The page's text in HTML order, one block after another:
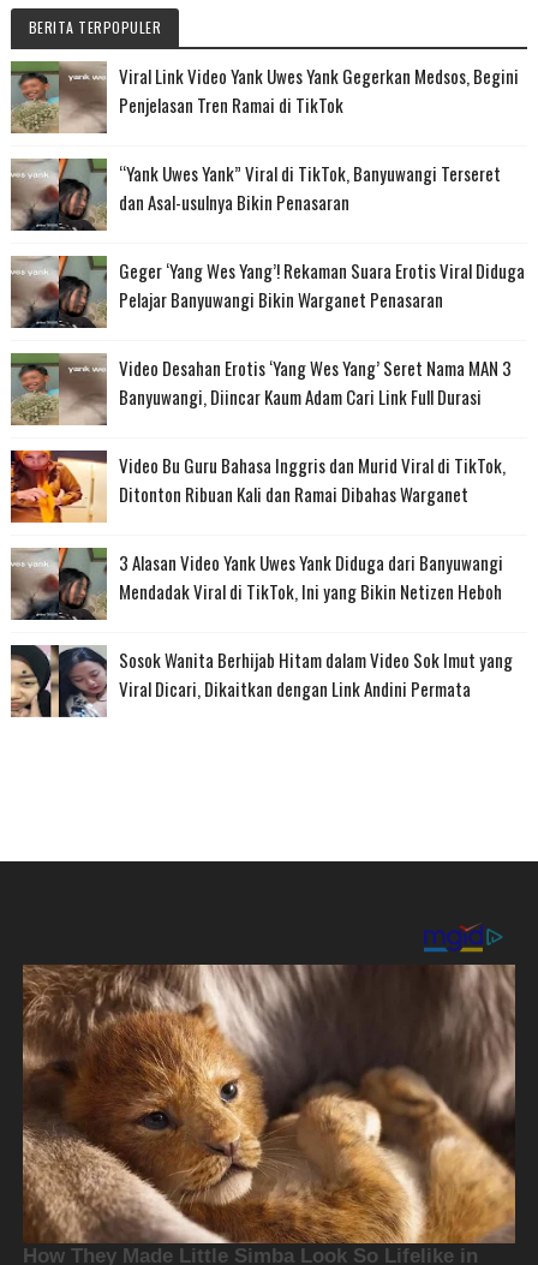
BERITA TERPOPULER
Viral Link Video Yank Uwes Yank Gegerkan Medsos, Begini
Penjelasan Tren Ramai di TikTok
“Yank Uwes Yank” Viral di TikTok, Banyuwangi Terseret
dan Asal-usulnya Bikin Penasaran
Geger ‘Yang Wes Yang’! Rekaman Suara Erotis Viral Diduga
Pelajar Banyuwangi Bikin Warganet Penasaran
Video Desahan Erotis ‘Yang Wes Yang’ Seret Nama MAN 3
Banyuwangi, Diincar Kaum Adam Cari Link Full Durasi
Video Bu Guru Bahasa Inggris dan Murid Viral di TikTok,
Ditonton Ribuan Kali dan Ramai Dibahas Warganet
3 Alasan Video Yank Uwes Yank Diduga dari Banyuwangi
Mendadak Viral di TikTok, Ini yang Bikin Netizen Heboh
Sosok Wanita Berhijab Hitam dalam Video Sok Imut yang
Viral Dicari, Dikaitkan dengan Link Andini Permata